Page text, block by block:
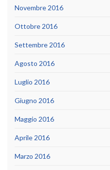
Novembre 2016
Ottobre 2016
Settembre 2016
Agosto 2016
Luglio 2016
Giugno 2016
Maggio 2016
Aprile 2016
Marzo 2016